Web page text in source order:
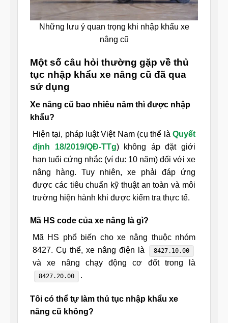
Những lưu ý quan trọng khi nhập khẩu xe
nâng cũ
Một số câu hỏi thường gặp về thủ
tục nhập khẩu xe nâng cũ đã qua
sử dụng
Xe nâng cũ bao nhiêu năm thì được nhập
khẩu?
Hiện tại, pháp luật Việt Nam (cụ thể là Quyết
định 18/2019/QĐ-TTg) không áp đặt giới
hạn tuổi cứng nhắc (ví dụ: 10 năm) đối với xe
nâng hàng. Tuy nhiên, xe phải đáp ứng
được các tiêu chuẩn kỹ thuật an toàn và môi
trường hiện hành khi được kiểm tra thực tế.
Mã HS code của xe nâng là gì?
Mã HS phổ biến cho xe nâng thuộc nhóm
8427. Cụ thể, xe nâng điện là
8427.10.00
và xe nâng chạy động cơ đốt trong là
8427.20.00 .
Tôi có thể tự làm thủ tục nhập khẩu xe
nâng cũ không?